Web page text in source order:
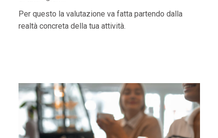
Per questo la valutazione va fatta partendo dalla
realtà concreta della tua attività.